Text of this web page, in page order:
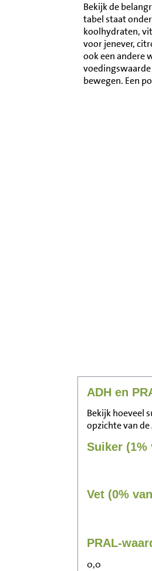
Bekijk de
tabel staat
koolhydraten,
voor jenever,
ook een andere
bewegen. Een
ADH en
Bekijk hoeveel
opzichte van
Suiker (1%
Vet (0%
PRAL-
0,0